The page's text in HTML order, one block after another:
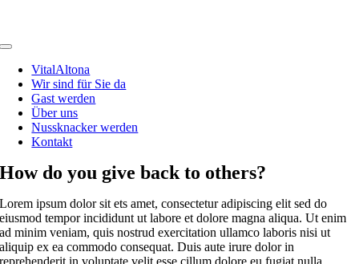
springen
Toggle
NavigationVitalAltona
Wir sind für Sie da
Gast werden
Über uns
Nussknacker werden
Kontakt
How do you give back to others?
Lorem ipsum dolor sit ets amet, consectetur adipiscing elit sed do
eiusmod tempor incididunt ut labore et dolore magna aliqua. Ut enim
ad minim veniam, quis nostrud exercitation ullamco laboris nisi ut
aliquip ex ea commodo consequat. Duis aute irure dolor in
reprehenderit in voluptate velit esse cillum dolore eu fugiat nulla